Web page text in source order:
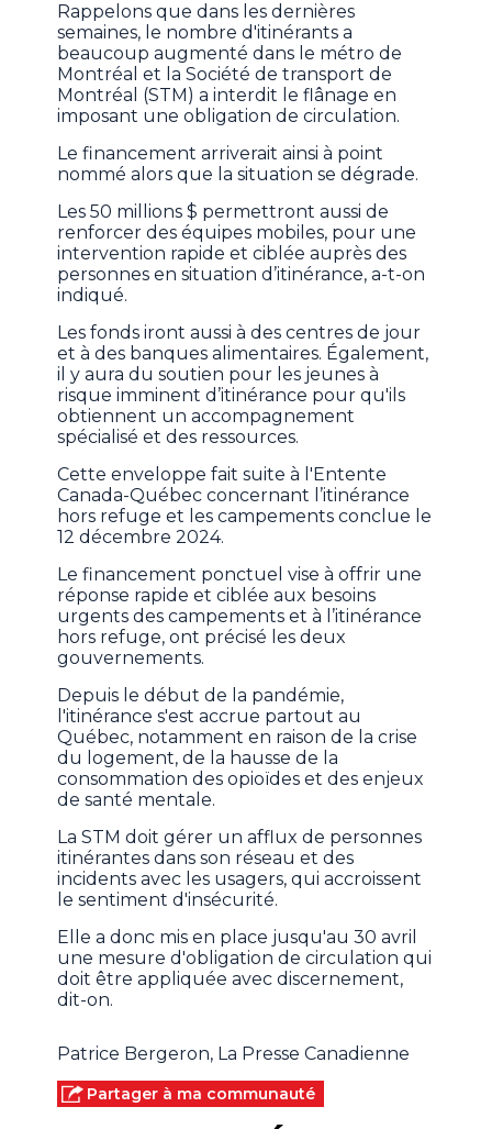
Rappelons que dans les dernières
semaines, le nombre d'itinérants a
beaucoup augmenté dans le métro de
Montréal et la Société de transport de
Montréal (STM) a interdit le flânage en
imposant une obligation de circulation.
Le financement arriverait ainsi à point
nommé alors que la situation se dégrade.
Les 50 millions $ permettront aussi de
renforcer des équipes mobiles, pour une
intervention rapide et ciblée auprès des
personnes en situation d’itinérance, a-t-on
indiqué.
Les fonds iront aussi à des centres de jour
et à des banques alimentaires. Également,
il y aura du soutien pour les jeunes à
risque imminent d’itinérance pour qu'ils
obtiennent un accompagnement
spécialisé et des ressources.
Cette enveloppe fait suite à l'Entente
Canada-Québec concernant l’itinérance
hors refuge et les campements conclue le
12 décembre 2024.
Le financement ponctuel vise à offrir une
réponse rapide et ciblée aux besoins
urgents des campements et à l’itinérance
hors refuge, ont précisé les deux
gouvernements.
Depuis le début de la pandémie,
l'itinérance s'est accrue partout au
Québec, notamment en raison de la crise
du logement, de la hausse de la
consommation des opioïdes et des enjeux
de santé mentale.
La STM doit gérer un afflux de personnes
itinérantes dans son réseau et des
incidents avec les usagers, qui accroissent
le sentiment d'insécurité.
Elle a donc mis en place jusqu'au 30 avril
une mesure d'obligation de circulation qui
doit être appliquée avec discernement,
dit-on.
Patrice Bergeron, La Presse Canadienne
Partager à ma communauté